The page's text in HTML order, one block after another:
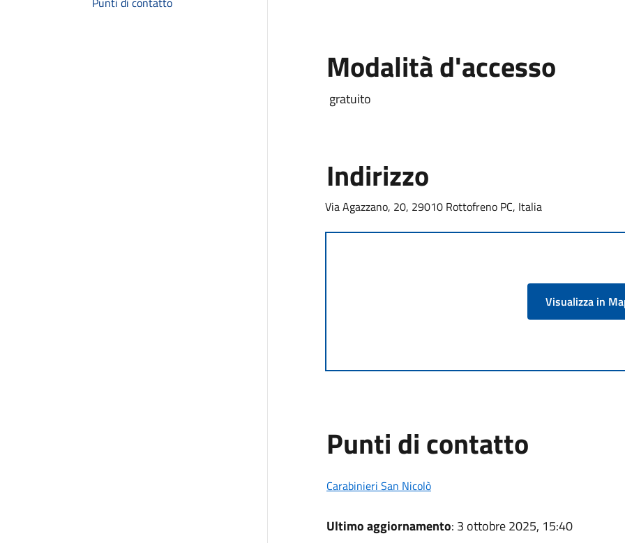
Modalità d'accesso
gratuito
Indirizzo
Via Agazzano, 20, 29010 Rottofreno PC, Italia
Visualizza in
Punti di contatto
Carabinieri San Nicolò
Ultimo aggiornamento: 3 ottobre 2025, 15:40